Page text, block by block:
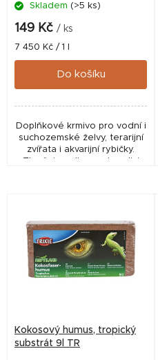
Skladem (>5 ks)
149 Kč / ks
Měrná
cena:
7 450 Kč / 1 l
Do košíku
Doplňkové krmivo pro vodní i
suchozemské želvy, terarijní
zvířata i akvarijní rybičky.
Zlepšuje celkovou kondici
Kokosový humus, tropický
substrát 9l TR